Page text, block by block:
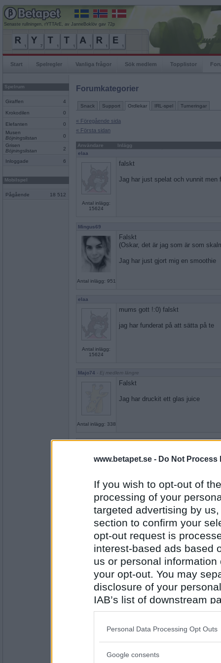
www.betapet.se - Do Not Process
If you wish to opt-out of
processing of your
targeted advertising by
section to confirm your
opt-out request is
interest-based ads based
us or personal
your opt-out. You may
disclosure of your
IAB’s list of downstream
also be disclosed by us
Downstream Participants
Please note that this
Personal Data Processing Opt Outs
Google consents
Senaste rullningen, rYTTArE, av JanneBoklöv gav 72p
Start Spelregler Vanliga frågor Sök medlem Topplistor
Spelrum
Giraffen 4
Krokodilen 0
Elefanten
0
Musen
Böjningslistan
0
Grisen
Böjningslistan
2
Inloggade 6
Mobilspel
Pågående 18 512
Forumkategorier
Snack Support Ordlekar IRL-spel Turneringar
« Föregående sida
« Första sidan
Användare
Inlägg
elaa
Antal inlägg:
15624
falskt
Jag har just spelat och vunnit men
Mingus69
Antal inlägg: 951
Falskt
(Oskar, det är jag som är som
Jag har just gjort mig en smoothie
elaa
Antal inlägg:
15624
mums gott !:0) falskt
jag har funderat på att sätta på te
Majo74 - Ej medlem längre
Antal inlägg: 338
Falskt
Jag har druckit ett glas juice
Mingus69
Antal inlägg: 951
Majo74- Ej medlem längre
Antal inlägg: 338
Falskt
Jag har gjort en termos m
Mingus69
Falskt, låter bra
Jag har en granne som sjunger